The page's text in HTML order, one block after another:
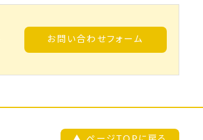
お問い合わせフォーム